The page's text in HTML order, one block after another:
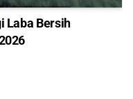
Laba Bersih